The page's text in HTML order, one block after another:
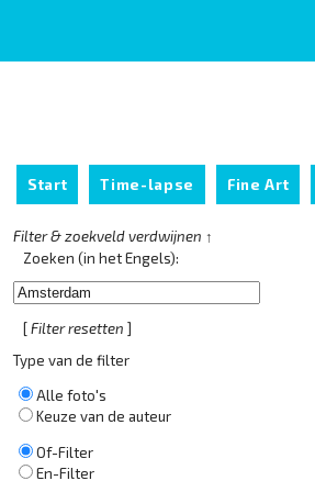
Start Time-lapse Fine Art
Filter & zoekveld verdwijnen ↑
Zoeken (in het Engels):
[Filter resetten ]
Type van de filter
Alle foto's
Keuze van de auteur
Of-Filter
En-Filter